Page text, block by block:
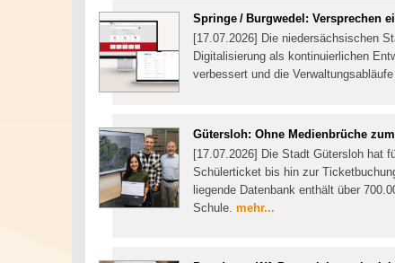
Springe / Burgwedel: Versprechen
[17.07.2026] Die niedersächsischen
Digitalisierung als kontinuierlichen
verbessert und die
Gütersloh: Ohne Medienbrüche
[17.07.2026] Die Stadt Gütersloh hat
Schülerticket bis hin zur
liegende Datenbank enthält über
Schule. mehr...